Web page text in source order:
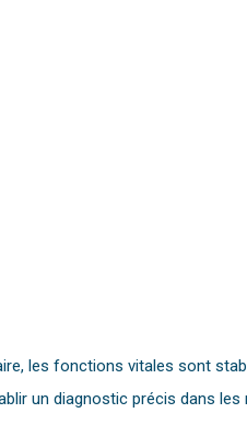
les fonctions vitales sont
un diagnostic précis dans les